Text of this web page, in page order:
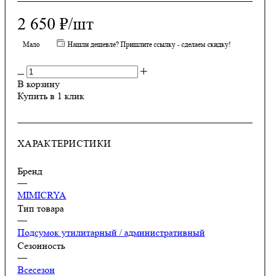
2 650 ₽/шт
Мало Нашли дешевле? Пришлите ссылку - сделаем скидку!
В корзину
Купить в 1 клик
ХАРАКТЕРИСТИКИ
Бренд
—
MIMICRYA
Тип товара
—
Подсумок утилитарный / административный
Сезонность
—
Всесезон